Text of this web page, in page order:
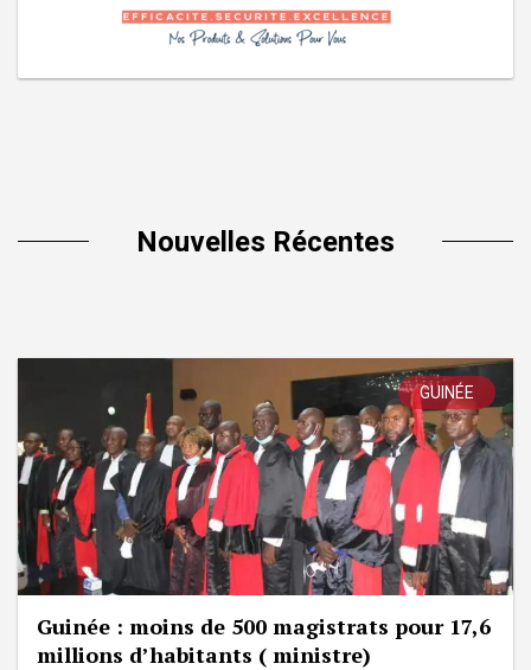
Nouvelles Récentes
GUINÉE
Guinée : moins de 500 magistrats pour 17,6
millions d’habitants ( ministre)